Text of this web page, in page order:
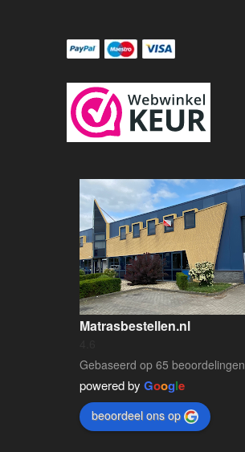
Matrasbestellen.nl
Gebaseerd op 65 beoordelingen
powered by Google
beoordeel ons op